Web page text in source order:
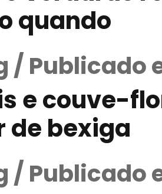
quando
/ Publicado
e couve-
de bexiga
/ Publicado